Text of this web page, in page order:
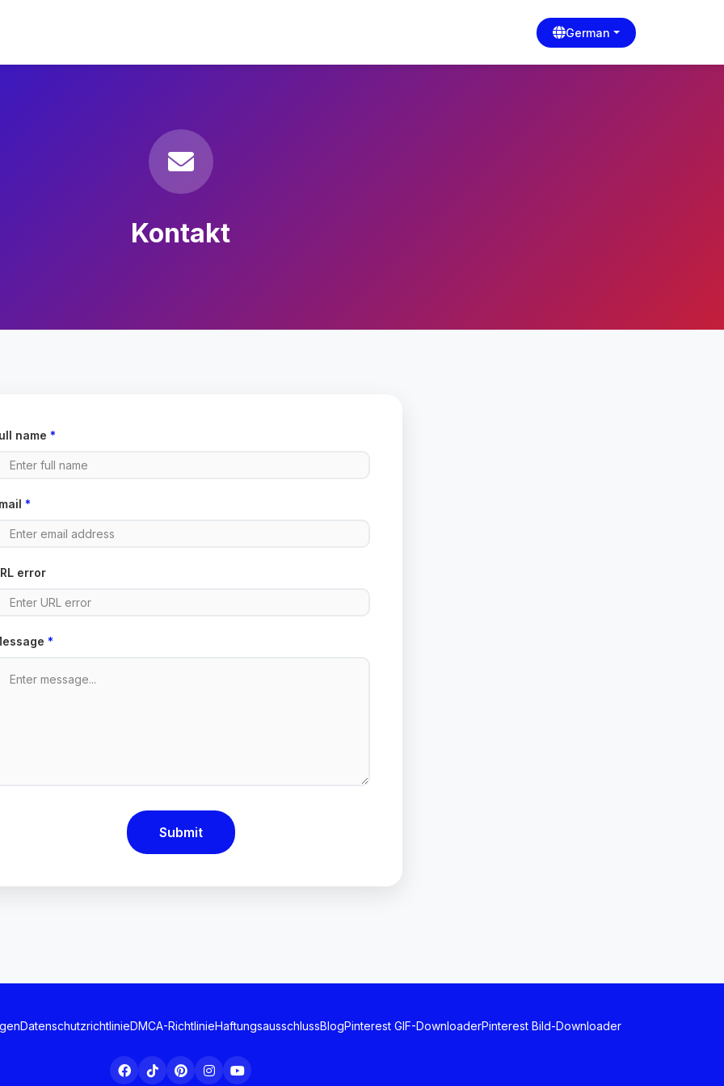
German
Kontakt
name*
*
error
*
Submit
DatenschutzrichtlinieDMCA-RichtlinieHaftungsausschlussBlogPinterest GIF-DownloaderPinterest Bild-Downloader